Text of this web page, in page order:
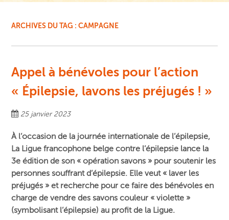
ARCHIVES DU TAG :CAMPAGNE
Appel à bénévoles pour l’action
« Épilepsie, lavons les préjugés ! »
25 janvier 2023
À l’occasion de la journée internationale de l’épilepsie,
La Ligue francophone belge contre l’épilepsie lance la
3e édition de son « opération savons » pour soutenir les
personnes souffrant d’épilepsie. Elle veut « laver les
préjugés » et recherche pour ce faire des bénévoles en
charge de vendre des savons couleur « violette »
(symbolisant l’épilepsie) au profit de la Ligue.